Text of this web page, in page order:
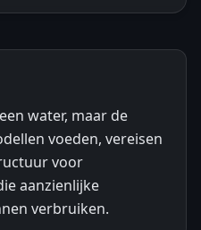
water, maar de
voeden, vereisen
voor
aanzienlijke
verbruiken.